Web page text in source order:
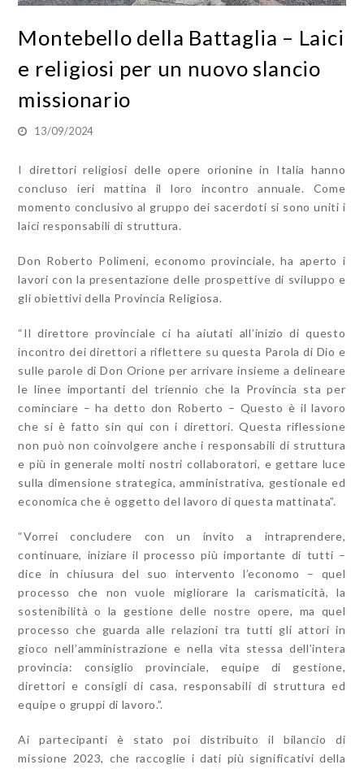
Montebello della Battaglia – Laici
e religiosi per un nuovo slancio
missionario
13/09/2024
I direttori religiosi delle opere orionine in Italia hanno
concluso ieri mattina il loro incontro annuale. Come
momento conclusivo al gruppo dei sacerdoti si sono uniti i
laici responsabili di struttura.
Don Roberto Polimeni, economo provinciale, ha aperto i
lavori con la presentazione delle prospettive di sviluppo e
gli obiettivi della Provincia Religiosa.
“Il direttore provinciale ci ha aiutati all’inizio di questo
incontro dei direttori a riflettere su questa Parola di Dio e
sulle parole di Don Orione per arrivare insieme a delineare
le linee importanti del triennio che la Provincia sta per
cominciare – ha detto don Roberto – Questo è il lavoro
che si è fatto sin qui con i direttori. Questa riflessione
non può non coinvolgere anche i responsabili di struttura
e più in generale molti nostri collaboratori, e gettare luce
sulla dimensione strategica, amministrativa, gestionale ed
economica che è oggetto del lavoro di questa mattinata”.
“Vorrei concludere con un invito a intraprendere,
continuare, iniziare il processo più importante di tutti –
dice in chiusura del suo intervento l’economo – quel
processo che non vuole migliorare la carismaticità, la
sostenibilità o la gestione delle nostre opere, ma quel
processo che guarda alle relazioni tra tutti gli attori in
gioco nell’amministrazione e nella vita stessa dell’intera
provincia: consiglio provinciale, equipe di gestione,
direttori e consigli di casa, responsabili di struttura ed
equipe o gruppi di lavoro.”.
Ai partecipanti è stato poi distribuito il bilancio di
missione 2023, che raccoglie i dati più significativi della